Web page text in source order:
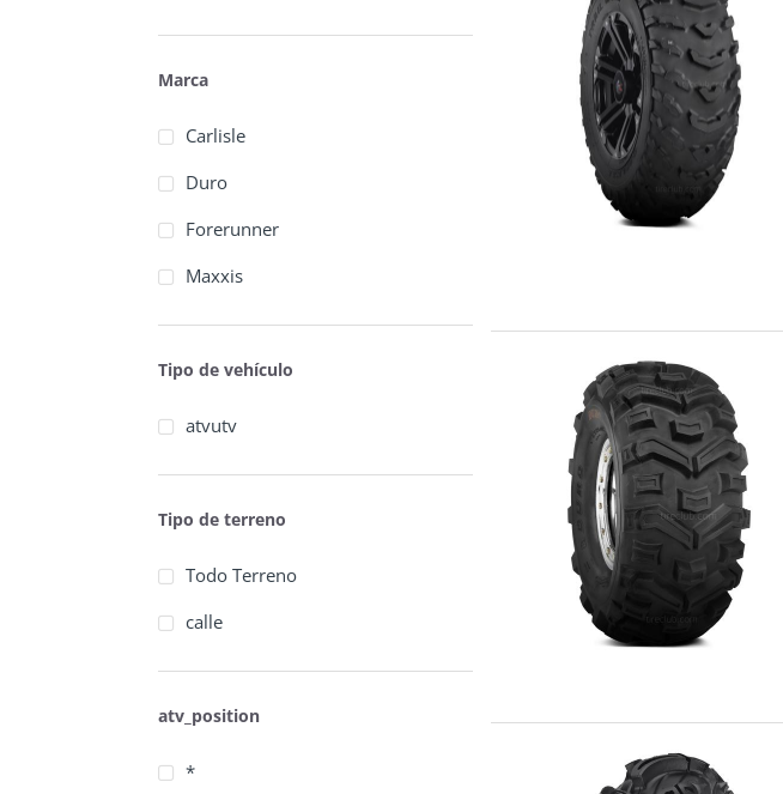
Marca
Carlisle
Duro
Forerunner
Maxxis
Tipo de vehículo
atvutv
Tipo de terreno
Todo Terreno
calle
atv_position
*